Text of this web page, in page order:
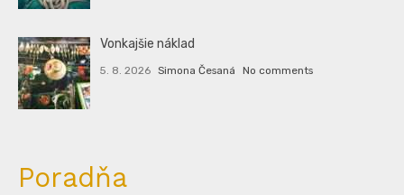
Vonkajšie náklad
5. 8. 2026 Simona Česaná No comments
Poradňa